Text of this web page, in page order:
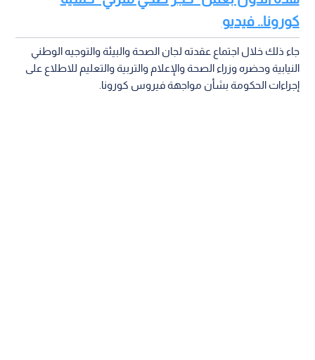
كورونا.. فيديو
جاء ذلك خلال اجتماع عقدته لجان الصحة والبيئة والتوجيه الوطني
النيابية وحضره وزراء الصحة والإعلام والتربية والتعليم للاطلاع على
إجراءات الحكومة بشأن مواجهة فيروس كورونا.